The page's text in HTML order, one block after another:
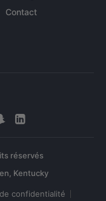
Contact
réservés
confidentialité